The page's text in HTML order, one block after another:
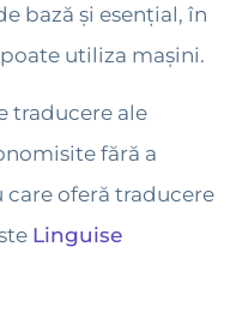
bază și esențial, în
utiliza mașini.
traducere ale
fără a
care oferă traducere
Linguise